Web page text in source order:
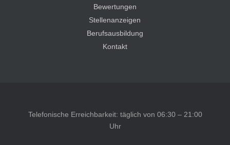
Bewertungen
Stellenanzeigen
Berufsausbildung
Kontakt
Telefonische Erreichbarkeit: täglich von 06:30 – 21:00
Uhr